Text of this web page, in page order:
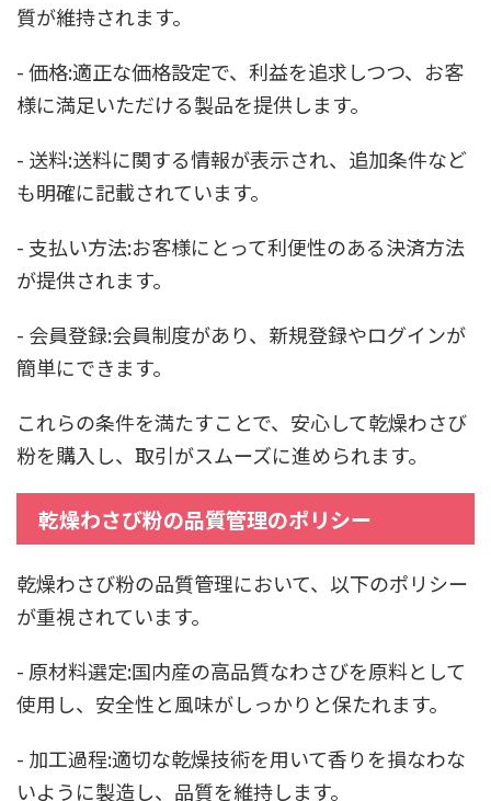
質が維持されます。
- 価格:適正な価格設定で、利益を追求しつつ、お客
様に満足いただける製品を提供します。
- 送料:送料に関する情報が表示され、追加条件など
も明確に記載されています。
- 支払い方法:お客様にとって利便性のある決済方法
が提供されます。
- 会員登録:会員制度があり、新規登録やログインが
簡単にできます。
これらの条件を満たすことで、安心して乾燥わさび
粉を購入し、取引がスムーズに進められます。
乾燥わさび粉の品質管理のポリシー
乾燥わさび粉の品質管理において、以下のポリシー
が重視されています。
- 原材料選定:国内産の高品質なわさびを原料として
使用し、安全性と風味がしっかりと保たれます。
- 加工過程:適切な乾燥技術を用いて香りを損なわな
いように製造し、品質を維持します。